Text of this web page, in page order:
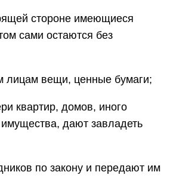
стороне имеющиеся
сами остаются без
лицам вещи, ценные бумаги;
квартир, домов, иного
дают завладеть
по закону и передают им